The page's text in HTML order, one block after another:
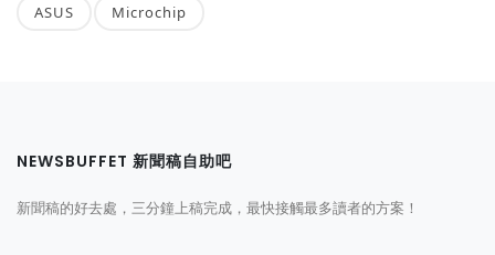
ASUS Microchip
NEWSBUFFET 新聞稿自助吧
新聞稿的好去處，三分鐘上稿完成，最快接觸最多讀者的方案！